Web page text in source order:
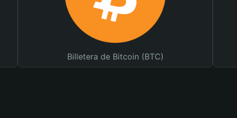
Billetera de Bitcoin (BTC)